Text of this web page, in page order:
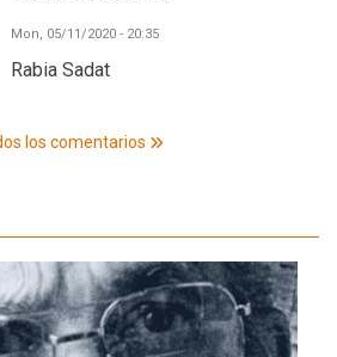
Mon, 05/11/2020 - 20:35
Rabia Sadat
los comentarios